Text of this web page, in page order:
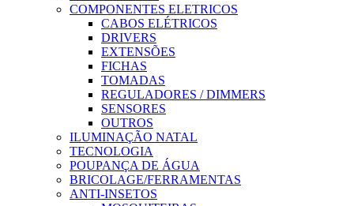
COMPONENTES ELETRICOS
CABOS ELÉTRICOS
DRIVERS
EXTENSÕES
FICHAS
TOMADAS
REGULADORES / DIMMERS
SENSORES
OUTROS
ILUMINAÇÃO NATAL
TECNOLOGIA
POUPANÇA DE ÁGUA
BRICOLAGE/FERRAMENTAS
ANTI-INSETOS